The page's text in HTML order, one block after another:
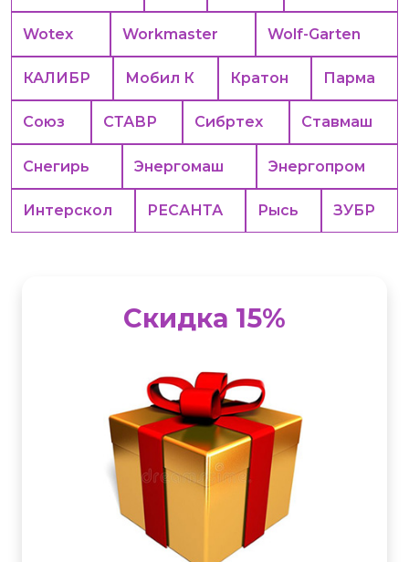
Wotex Workmaster Wolf-Garten
КАЛИБР Мобил К Кратон Парма
Союз СТАВР Сибртех Ставмаш
Снегирь Энергомаш Энергопром
Интерскол РЕСАНТА Рысь ЗУБР
Скидка 15%